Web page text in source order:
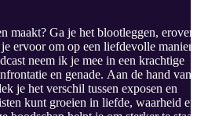
maakt? Ga je het blootleggen, erover
ervoor om op een liefdevolle manier
neem ik je mee in een krachtige
en genade. Aan de hand van
je het verschil tussen exposen en
kunt groeien in liefde, waarheid en